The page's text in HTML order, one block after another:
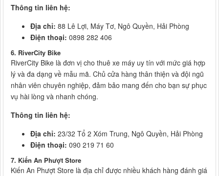
Thông tin liên hệ:
Địa chỉ: 88 Lê Lợi, Máy Tơ, Ngô Quyền, Hải Phòng
Điện thoại: 0898 282 406
6. RiverCity Bike
RiverCity Bike là đơn vị cho thuê xe máy uy tín với mức giá hợp
lý và đa dạng về mẫu mã. Chủ cửa hàng thân thiện và đội ngũ
nhân viên chuyên nghiệp, đảm bảo mang đến cho bạn sự phục
vụ hài lòng và nhanh chóng.
Thông tin liên hệ:
Địa chỉ: 23/32 Tổ 2 Xóm Trung, Ngô Quyền, Hải Phòng
Điện thoại: 090 219 71 60
7. Kiến An Phượt Store
Kiến An Phượt Store là địa chỉ được nhiều khách hàng đánh giá